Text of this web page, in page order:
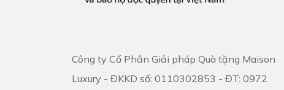
Công ty Cổ Phần Giải pháp Quà tặng Maison
Luxury - ĐKKD số: 0110302853 - ĐT: 0972